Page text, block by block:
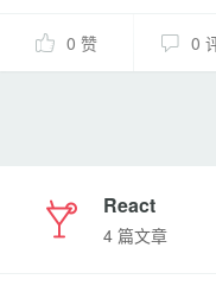
Text Animation 文本
(http://
0 赞 0
React
4 篇文章